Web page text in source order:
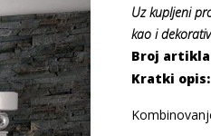
Uz kupljeni
kao i
Broj
Kratki opis: